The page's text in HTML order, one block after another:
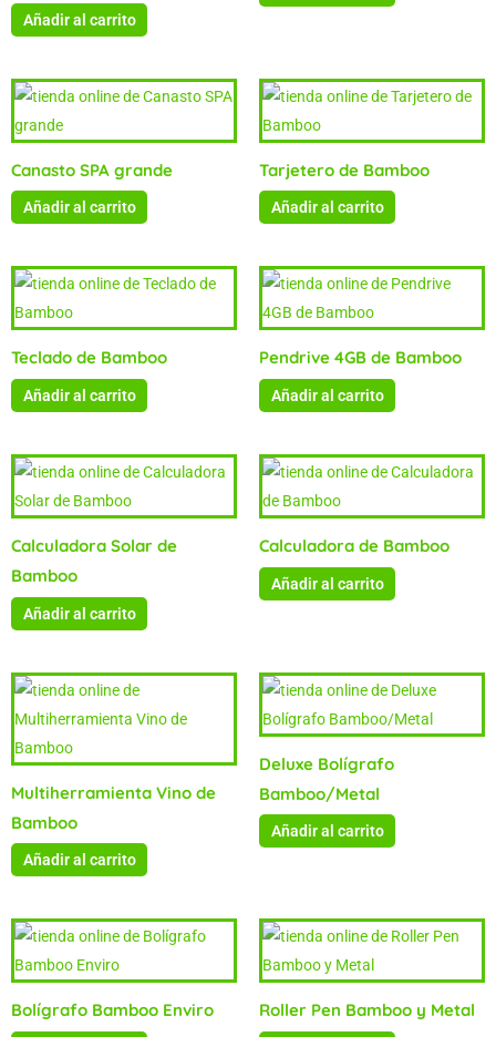
Añadir al carrito
Canasto SPA grande
Añadir al carrito
Tarjetero de Bamboo
Añadir al carrito
Teclado de Bamboo
Añadir al carrito
Pendrive 4GB de Bamboo
Añadir al carrito
Calculadora Solar de
Bamboo
Añadir al carrito
Calculadora de Bamboo
Añadir al carrito
Multiherramienta Vino de
Bamboo
Añadir al carrito
Deluxe Bolígrafo
Bamboo/Metal
Añadir al carrito
Bolígrafo Bamboo Enviro Roller Pen Bamboo y Metal